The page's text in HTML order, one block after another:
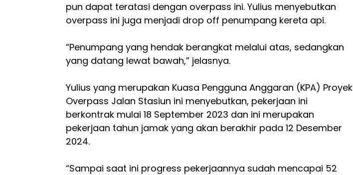
pun dapat teratasi dengan overpass ini. Yulius menyebutkan
overpass ini juga menjadi drop off penumpang kereta api.
“Penumpang yang hendak berangkat melalui atas, sedangkan
yang datang lewat bawah,” jelasnya.
Yulius yang merupakan Kuasa Pengguna Anggaran (KPA) Proyek
Overpass Jalan Stasiun ini menyebutkan, pekerjaan ini
berkontrak mulai 18 September 2023 dan ini merupakan
pekerjaan tahun jamak yang akan berakhir pada 12 Desember
2024.
“Sampai saat ini progress pekerjaannya sudah mencapai 52